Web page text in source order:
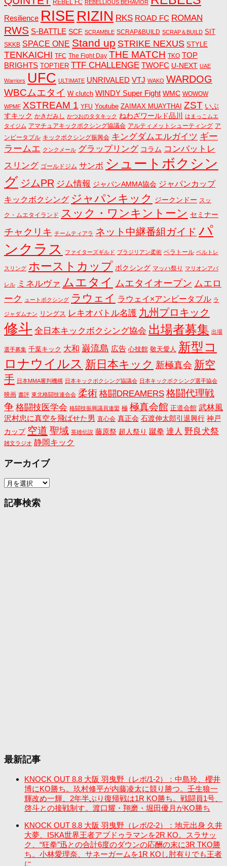
REBEL FC REBELLIOUS BEHAVIOR
Resilience RISE RIZIN RKS ROAD FC ROMAN
RWS S-BATTLE SCF SCRAMBLE SCRAP&BUILD SCRAP＆BUILD SIT
SKKB SPACE ONE Stand up STRIKE NEXUS STYLE
TENKAICHI TFC The Fight Day THE MATCH TKO TOP
BRIGHTS TOPTIER TTF CHALLENGE TWOFC U-NEXT UAE
Warriors UFC ULTIMATE UNRIVALED VTJ WAKO WARDOG
WBCムエタイ W clutch WINDY Super Fight WMC WOWOW
WPMF XSTREAM 1 YFU Youtube ZAIMAX MUAYTHAI ZST いぶ
すキック かきだみし かつおのタタキック ねわざワールド品川
はまっこムエ
タイジム アマチュアキックボクシング協議会 アルティメットシューティング ア
ンビータブル キックボクシング振興会 キングダムエルガイツ ギー
ラームエ クンクメール グラップリング コラム コンバットレ
スリング ゴールドジム サンボ シュートボクシン
グ ジムPR ジム情報 ジャパンAMMA協会 ジャパンカップ
キックボクシング ジャパンキック ジークンドー スッ
ク・ムエタイランド スック・ワンキントーン セミナー
チャクリキ チームティアラ ネット中継番組ガイド パ
ンクラス
ファイターズギルド ブラジリアン柔術 ベラトール ベルトレ
スリング ホーストカップ ボクシング マッハ祭り マリオンアパ
レル ミネルヴァ ムエタイ ムエタイオープン ムエロ
ーク
ュートボクシング ラウェイ ラウェイ×アンビータブル ラ
ジャダムナン リングス レキオバトル名護 九州プロキック
修斗 全日本キックボクシング協会 出場者募集 出場
選手募集 千葉キック 大和 巌流島 広告 心技館 敬天愛人 新型コ
ロナウイルス 新日本キック 新極真会 新空
手 日本MMA審判機構 日本キックボクシング協議会 日本キックボクシング選手協会
映画 書評 東北格闘技連合会 柔術 格闘DREAMERS 格闘代理戦
争 格闘技医学会 格闘技振興議員連盟 極 極真会館 正道会館 武林風
沢村忠に真空を飛ばせた男 直心会 真正会 石渡伸太郎引退興行 神戸
カップ 空道 聖域 英雄伝説 藤原祭 超人祭り 蹴拳 達人 野良犬祭
雑文ラジオ 静岡キック
アーカイブ
ア
カ
記事検索
最新記事
KNOCK OUT 8.8 大阪 羽曳野（レポ/1-2）：中島玲、櫻井
博にKO勝ち。玖村修平が内藤凌太に競り勝つ。壬生狼一
輝改め一輝、2年半ぶり復帰戦は1R KO勝ち。戦闘員1号、
啓斗との接戦制す。渡口耀・翔磨・堀田優月がKO勝ち
KNOCK OUT 8.8 大阪 羽曳野（レポ/2-2）：地元出身 久井
大夢、ISKA世界王者アブドゥラマンを2R KO。スラサッ
ク、“狂拳”迅との合計6度のダウンの応酬の末に3R TKO勝
ち。小林愛理奈、サネーガームを1R KOし肘有りでも王者
に